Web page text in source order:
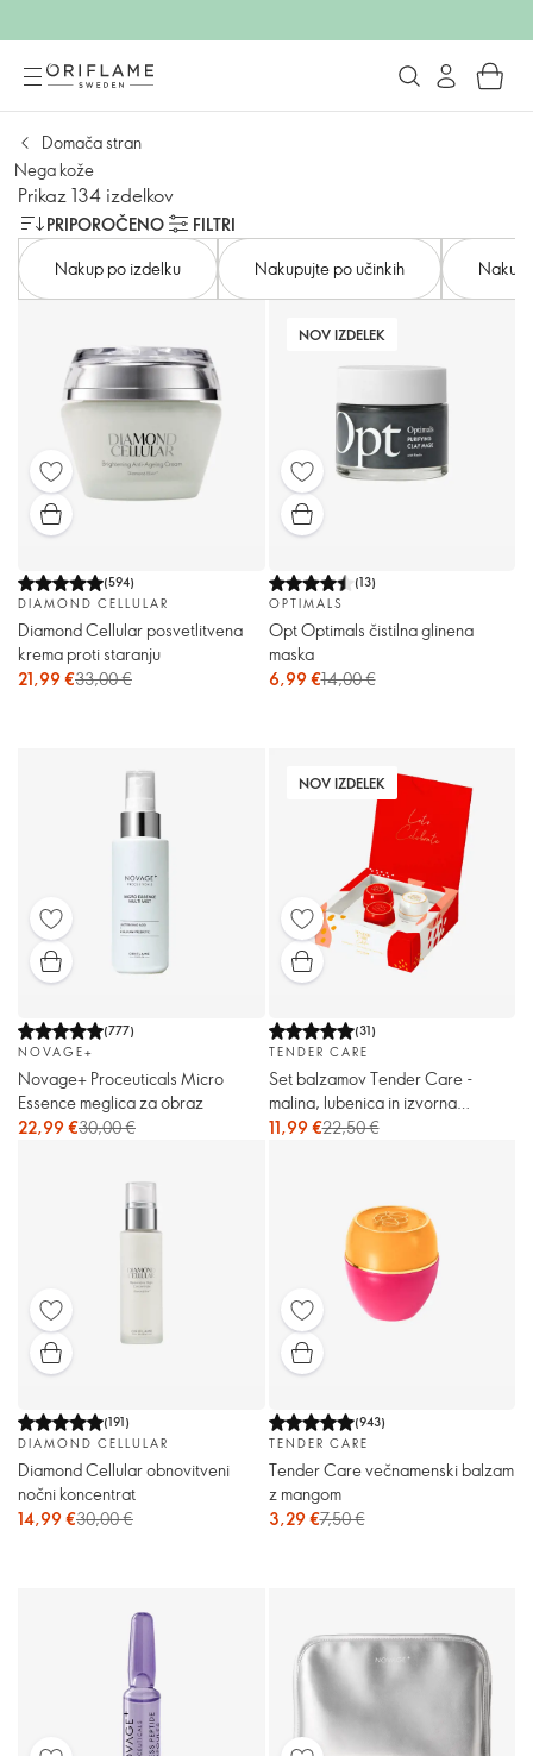
Domača stran
Nega kože
Prikaz 134 izdelkov
PRIPOROČENO
FILTRI
Nakup po izdelku
Nakupujte po učinkih
(594)
DIAMOND CELLULAR
Diamond Cellular posvetlitvena
krema proti staranju
21,99 €33,00 €
NOV IZDELEK
(13)
OPTIMALS
Opt Optimals čistilna glinena
maska
6,99 €14,00 €
(777)
NOVAGE+
Novage+ Proceuticals Micro
Essence meglica za obraz
22,99 €30,00 €
NOV IZDELEK
(31)
TENDER CARE
Set balzamov Tender Care -
malina, lubenica in izvorna
različica
11,99 €22,50 €
(191)
DIAMOND CELLULAR
Diamond Cellular obnovitveni
nočni koncentrat
14,99 €30,00 €
(943)
TENDER CARE
Tender Care večnamenski balzam
z mangom
3,29 €7,50 €